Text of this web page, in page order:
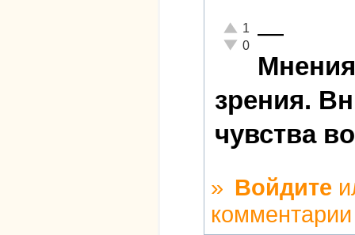
Отлично!
1
Неадекватно!
0 —
зрения.
чувства
» Войдите
комментарии